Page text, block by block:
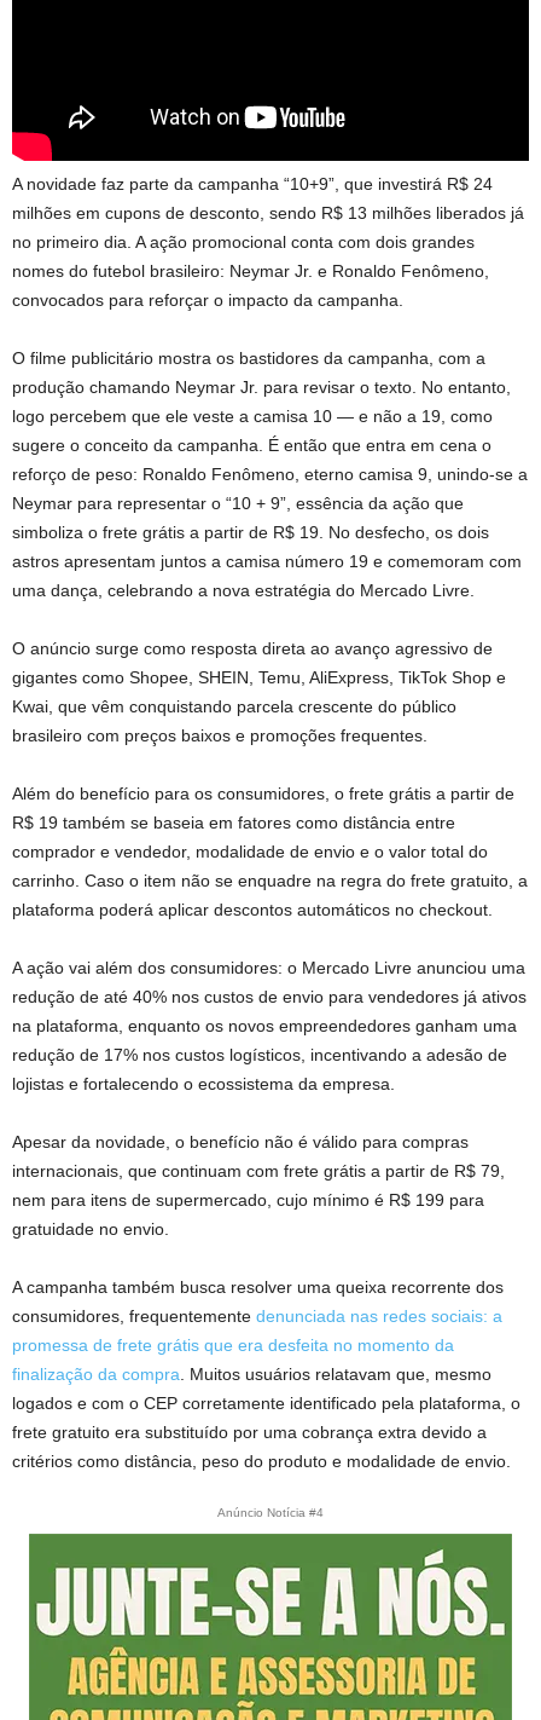
A novidade faz parte da campanha “10+9”, que investirá R$ 24
milhões em cupons de desconto, sendo R$ 13 milhões liberados já
no primeiro dia. A ação promocional conta com dois grandes
nomes do futebol brasileiro: Neymar Jr. e Ronaldo Fenômeno,
convocados para reforçar o impacto da campanha.
O filme publicitário mostra os bastidores da campanha, com a
produção chamando Neymar Jr. para revisar o texto. No entanto,
logo percebem que ele veste a camisa 10 — e não a 19, como
sugere o conceito da campanha. É então que entra em cena o
reforço de peso: Ronaldo Fenômeno, eterno camisa 9, unindo-se a
Neymar para representar o “10 + 9”, essência da ação que
simboliza o frete grátis a partir de R$ 19. No desfecho, os dois
astros apresentam juntos a camisa número 19 e comemoram com
uma dança, celebrando a nova estratégia do Mercado Livre.
O anúncio surge como resposta direta ao avanço agressivo de
gigantes como Shopee, SHEIN, Temu, AliExpress, TikTok Shop e
Kwai, que vêm conquistando parcela crescente do público
brasileiro com preços baixos e promoções frequentes.
Além do benefício para os consumidores, o frete grátis a partir de
R$ 19 também se baseia em fatores como distância entre
comprador e vendedor, modalidade de envio e o valor total do
carrinho. Caso o item não se enquadre na regra do frete gratuito, a
plataforma poderá aplicar descontos automáticos no checkout.
A ação vai além dos consumidores: o Mercado Livre anunciou uma
redução de até 40% nos custos de envio para vendedores já ativos
na plataforma, enquanto os novos empreendedores ganham uma
redução de 17% nos custos logísticos, incentivando a adesão de
lojistas e fortalecendo o ecossistema da empresa.
Apesar da novidade, o benefício não é válido para compras
internacionais, que continuam com frete grátis a partir de R$ 79,
nem para itens de supermercado, cujo mínimo é R$ 199 para
gratuidade no envio.
A campanha também busca resolver uma queixa recorrente dos
consumidores, frequentemente denunciada nas redes sociais: a
promessa de frete grátis que era desfeita no momento da
finalização da compra . Muitos usuários relatavam que, mesmo
logados e com o CEP corretamente identificado pela plataforma, o
frete gratuito era substituído por uma cobrança extra devido a
critérios como distância, peso do produto e modalidade de envio.
Anúncio Notícia #4